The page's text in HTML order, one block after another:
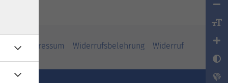
Impressum Widerrufsbelehrung Widerruf